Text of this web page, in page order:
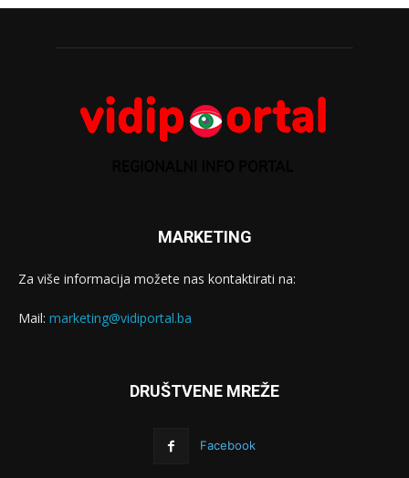
MARKETING
Za više informacija možete nas kontaktirati na:
Mail: marketing@vidiportal.ba
DRUŠTVENE MREŽE
Facebook